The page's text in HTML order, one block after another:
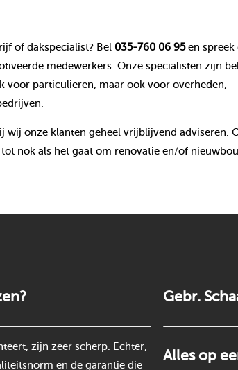
of dakspecialist? Bel 035-760 06 95en spreek
medewerkers. Onze specialisten zijn
voor particulieren, maar ook voor overheden,
wij onze klanten geheel vrijblijvend adviseren.
nok als het gaat om renovatie en/of
zijn zeer scherp. Echter,
en de garantie die
Gebr.
Alles op